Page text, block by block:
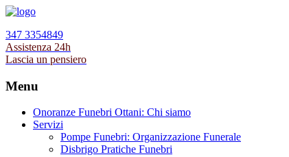
347 3354849
Assistenza 24h
Lascia un pensiero
Menu
Onoranze Funebri Ottani: Chi siamo
Servizi
Pompe Funebri: Organizzazione Funerale
Disbrigo Pratiche Funebri